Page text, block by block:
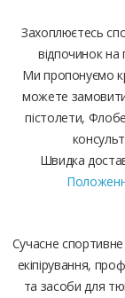
Захоплюєтесь
відпочинок на
Ми пропонуємо
можете
пістолети,
Швидка
Сучасне
екіпірування,
та засоби для